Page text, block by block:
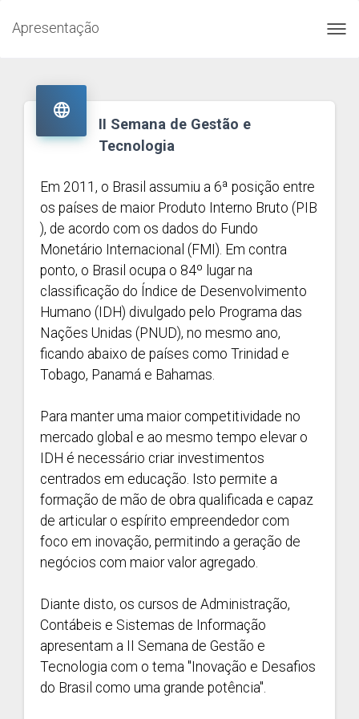
Apresentação

II Semana de Gestão e
Tecnologia
Em 2011, o Brasil assumiu a 6ª posição entre
os países de maior Produto Interno Bruto (PIB
), de acordo com os dados do Fundo
Monetário Internacional (FMI). Em contra
ponto, o Brasil ocupa o 84º lugar na
classificação do Índice de Desenvolvimento
Humano (IDH) divulgado pelo Programa das
Nações Unidas (PNUD), no mesmo ano,
ficando abaixo de países como Trinidad e
Tobago, Panamá e Bahamas.
Para manter uma maior competitividade no
mercado global e ao mesmo tempo elevar o
IDH é necessário criar investimentos
centrados em educação. Isto permite a
formação de mão de obra qualificada e capaz
de articular o espírito empreendedor com
foco em inovação, permitindo a geração de
negócios com maior valor agregado.
Diante disto, os cursos de Administração,
Contábeis e Sistemas de Informação
apresentam a II Semana de Gestão e
Tecnologia com o tema "Inovação e Desafios
do Brasil como uma grande potência".